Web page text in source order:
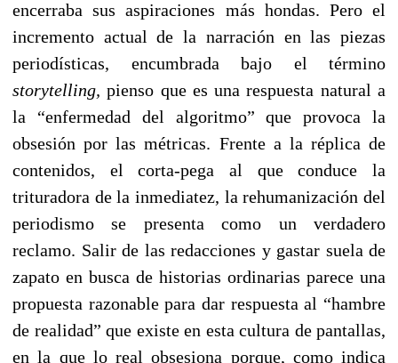
encerraba sus aspiraciones más hondas. Pero el
incremento actual de la narración en las piezas
periodísticas, encumbrada bajo el término
storytelling,pienso que es una respuesta natural a
la “enfermedad del algoritmo” que provoca la
obsesión por las métricas. Frente a la réplica de
contenidos, el corta-pega al que conduce la
trituradora de la inmediatez, la rehumanización del
periodismo se presenta como un verdadero
reclamo. Salir de las redacciones y gastar suela de
zapato en busca de historias ordinarias parece una
propuesta razonable para dar respuesta al “hambre
de realidad” que existe en esta cultura de pantallas,
en la que lo real obsesiona porque, como indica